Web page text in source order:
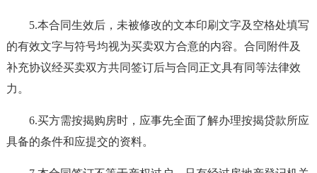
5.本合同生效后，未被修改的文本印刷文字及空格处填写
的有效文字与符号均视为买卖双方合意的内容。合同附件及
补充协议经买卖双方共同签订后与合同正文具有同等法律效
力。
6.买方需按揭购房时，应事先全面了解办理按揭贷款所应
具备的条件和应提交的资料。